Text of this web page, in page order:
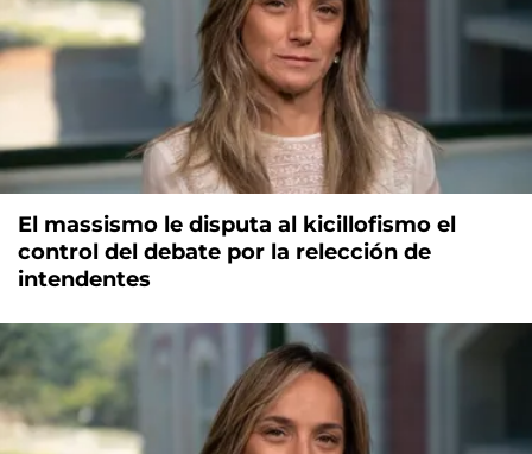
El massismo le disputa al kicillofismo el
control del debate por la relección de
intendentes